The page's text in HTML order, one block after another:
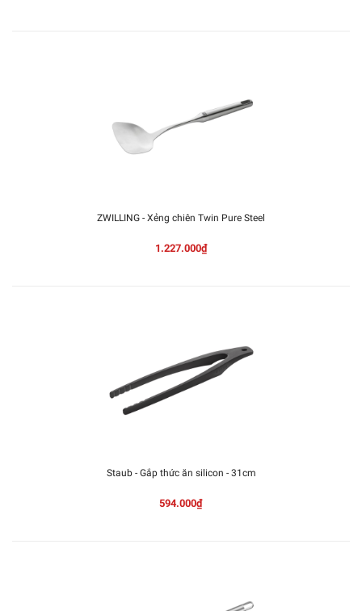
ZWILLING - Xẻng chiên Twin Pure Steel
1.227.000₫
Staub - Gắp thức ăn silicon - 31cm
594.000₫